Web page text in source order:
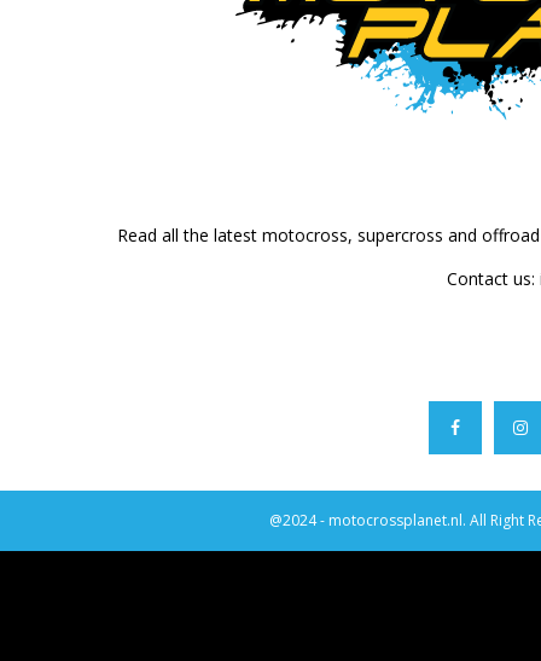
Read all the latest motocross, supercross and
Contact us:
@2024 - motocrossplanet.nl. All Right